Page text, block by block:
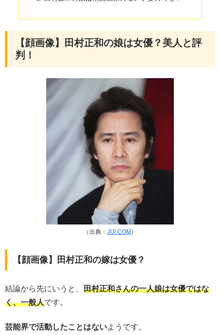
【顔画像】田村正和の娘は女優？美人と評
判！
（出典： JIJI.COM ）
【顔画像】田村正和の嫁は女優？
結論から先にいうと、 田村正和さんの一人娘は女優ではな
く、一般人です。
芸能界で活動したことはないようです。